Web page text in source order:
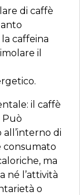
di caffè
caffeina
il
il caffè
Può
di
consumato
ma
né l’attività
o